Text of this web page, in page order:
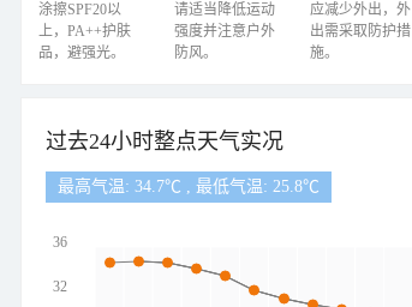
涂擦SPF20以
上，PA++护肤
品，避强光。
请适当降低运动
强度并注意户外
防风。
应减少外出，外
出需采取防护措
施。
过去24小时整点天气实况
最高气温: 34.7℃ , 最低气温: 25.8℃
36
32